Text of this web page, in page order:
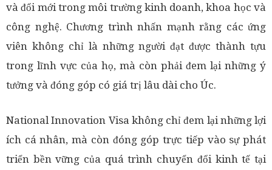
và đổi mới trong môi trường kinh doanh, khoa học và
công nghệ. Chương trình nhấn mạnh rằng các ứng
viên không chỉ là những người đạt được thành tựu
trong lĩnh vực của họ, mà còn phải đem lại những ý
tưởng và đóng góp có giá trị lâu dài cho Úc.
National Innovation Visa không chỉ đem lại những lợi
ích cá nhân, mà còn đóng góp trực tiếp vào sự phát
triển bền vững của quá trình chuyển đổi kinh tế tại